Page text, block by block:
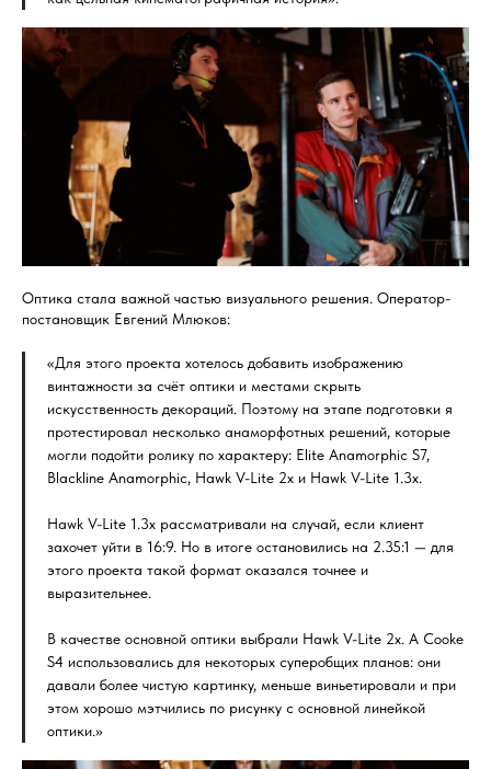
Оптика стала важной частью визуального решения. Оператор-
постановщик Евгений Млюков:
«Для этого проекта хотелось добавить изображению
винтажности за счёт оптики и местами скрыть
искусственность декораций. Поэтому на этапе подготовки я
протестировал несколько анаморфотных решений, которые
могли подойти ролику по характеру: Elite Anamorphic S7,
Blackline Anamorphic, Hawk V-Lite 2x и Hawk V-Lite 1.3x.
Hawk V-Lite 1.3x рассматривали на случай, если клиент
захочет уйти в 16:9. Но в итоге остановились на 2.35:1 — для
этого проекта такой формат оказался точнее и
выразительнее.
В качестве основной оптики выбрали Hawk V-Lite 2x. А Cooke
S4 использовались для некоторых суперобщих планов: они
давали более чистую картинку, меньше виньетировали и при
этом хорошо мэтчились по рисунку с основной линейкой
оптики.»